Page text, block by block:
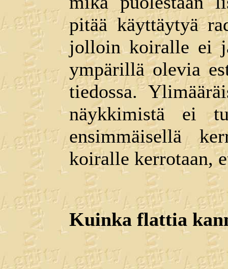
pitää käyttäytyä
jolloin koiralle ei
ympärillä olevia
tiedossa.
näykkimistä ei
ensimmäisellä
koiralle kerrotaan,
Kuinka flattia